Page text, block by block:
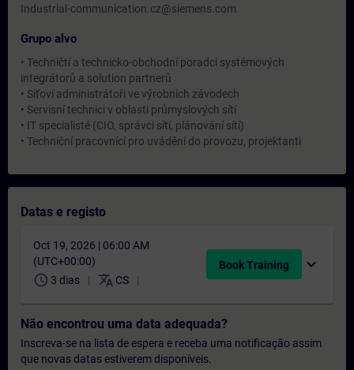
Industrial-communication.cz@siemens.com
Grupo alvo
• Techničtí a technicko-obchodní poradci systémových
integrátorů a solution partnerů
• Síťoví administrátoři ve výrobních závodech
• Servisní technici v oblasti průmyslových sítí
• IT specialisté (CIO, správci sítí, plánování sítí)
• Techniční pracovnící pro uvádění do provozu, projektanti
Datas e registo
Oct 19, 2026 | 06:00 AM
(UTC+00:00)
schedule 3 dias translate CS
Book Training expand_more
Não encontrou uma data adequada?
Inscreva-se na lista de espera e receba uma notificação assim
que novas datas estiverem disponíveis.